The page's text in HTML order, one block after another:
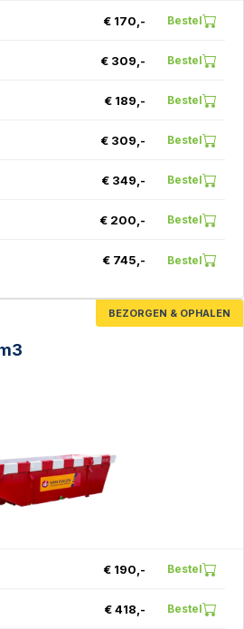
€ 170,- Bestel
€ 309,- Bestel
€ 189,- Bestel
€ 309,- Bestel
€ 349,- Bestel
€ 200,- Bestel
€ 745,- Bestel
BEZORGEN & OPHALEN
€ 190,- Bestel
€ 418,- Bestel